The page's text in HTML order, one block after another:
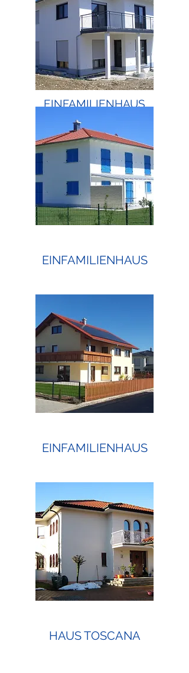
EINFAMILIENHAUS
EINFAMILIENHAUS
EINFAMILIENHAUS
HAUS TOSCANA